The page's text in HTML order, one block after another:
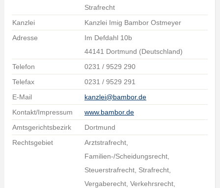
Strafrecht
Kanzlei
Kanzlei Imig Bambor Ostmeyer
Adresse
Im Defdahl 10b
44141 Dortmund (Deutschland)
Telefon
0231 / 9529 290
Telefax
0231 / 9529 291
E-Mail
kanzlei@bambor.de
Kontakt/Impressum
www.bambor.de
Amtsgerichtsbezirk
Dortmund
Rechtsgebiet
Arztstrafrecht,
Familien-/Scheidungsrecht,
Steuerstrafrecht, Strafrecht,
Vergaberecht, Verkehrsrecht,